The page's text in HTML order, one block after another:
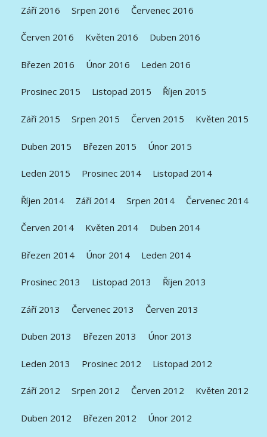
Září 2016 Srpen 2016 Červenec 2016
Červen 2016 Květen 2016 Duben 2016
Březen 2016 Únor 2016 Leden 2016
Prosinec 2015 Listopad 2015 Říjen 2015
Září 2015 Srpen 2015 Červen 2015 Květen 2015
Duben 2015 Březen 2015 Únor 2015
Leden 2015 Prosinec 2014 Listopad 2014
Říjen 2014 Září 2014 Srpen 2014 Červenec 2014
Červen 2014 Květen 2014 Duben 2014
Březen 2014 Únor 2014 Leden 2014
Prosinec 2013 Listopad 2013 Říjen 2013
Září 2013 Červenec 2013 Červen 2013
Duben 2013 Březen 2013 Únor 2013
Leden 2013 Prosinec 2012 Listopad 2012
Září 2012 Srpen 2012 Červen 2012 Květen 2012
Duben 2012 Březen 2012 Únor 2012